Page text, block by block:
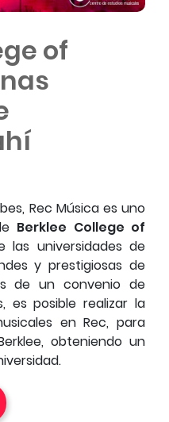
of
Rec Música es uno
Berklee College of
universidades de
y prestigiosas de
de un convenio de
es posible realizar la
en Rec, para
obteniendo un